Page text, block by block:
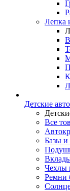
Лепка
Детские
Все
Базы и
Чехлы
Ремни